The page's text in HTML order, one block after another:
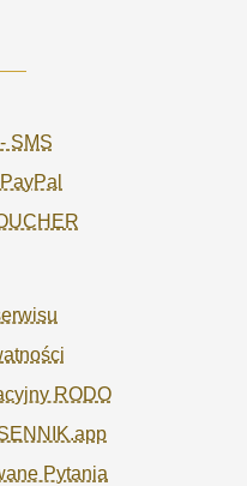
SMS
RODO
Pytania